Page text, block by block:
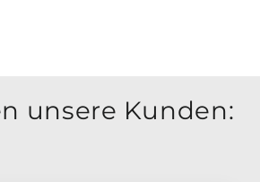
unsere Kunden: